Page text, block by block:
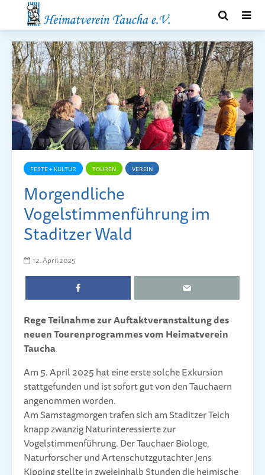
FESTE + KULTUR TOUREN VEREIN
Morgendliche
Vogelstimmenführung im
Staditzer Wald
12. April 2025
Rege Teilnahme zur Auftaktveranstaltung des
neuen Tourenprogrammes vom Heimatverein
Taucha
Am 5. April 2025 hat eine erste solche Exkursion
stattgefunden und ist sofort gut von den Tauchaern
angenommen worden.
Am Samstagmorgen trafen sich am Staditzer Teich
knapp zwanzig Naturinteressierte zur
Vogelstimmenführung. Der Tauchaer Biologe,
Naturforscher und Artenschutzgutachter Jens
Kipping stellte in zweieinhalb Stunden die heimische